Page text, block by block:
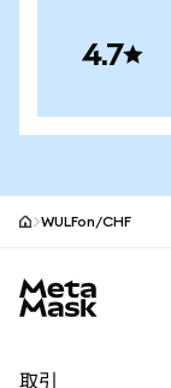
4.7
WULFon/CHF
取引